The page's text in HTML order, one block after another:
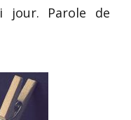
Parole de